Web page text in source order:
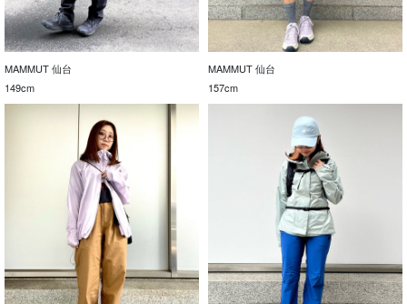
MAMMUT 仙台
149cm
MAMMUT 仙台
157cm